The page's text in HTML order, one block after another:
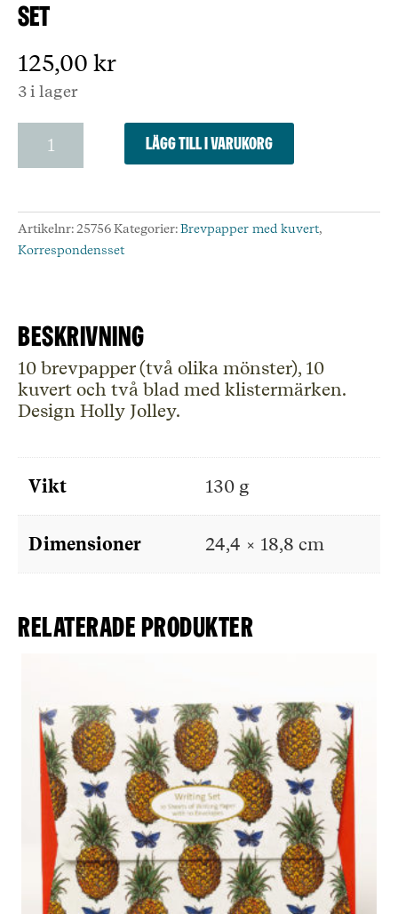
Set
125,00 kr
3 i lager
Blue
Cats
Paper
Set
mängd
Lägg till i varukorg
Artikelnr: 25756Kategorier:Brevpapper med kuvert,
Korrespondensset
Beskrivning
10 brevpapper (två olika mönster), 10
kuvert och två blad med klistermärken.
Design Holly Jolley.
Vikt 130 g
Dimensioner 24,4 × 18,8 cm
Relaterade produkter